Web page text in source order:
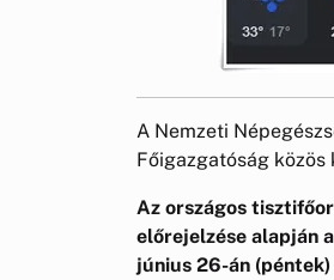
A Nemzeti
Főigazgatóság közös
Az országos
előrejelzése alapján
június 26-án